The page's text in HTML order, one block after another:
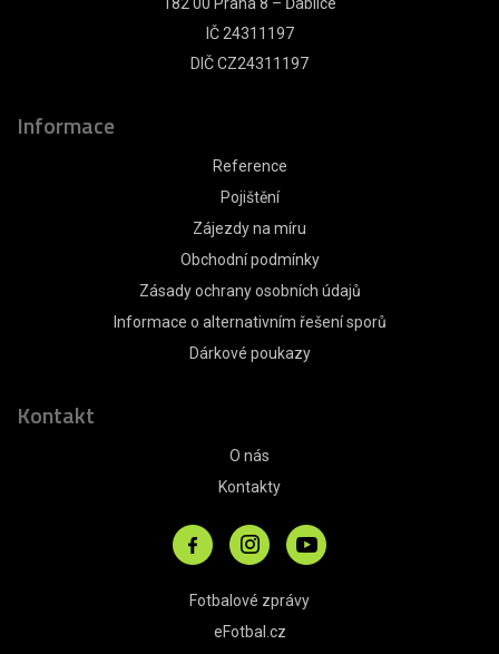
182 00 Praha 8 – Ďáblice
IČ 24311197
DIČ CZ24311197
Informace
Reference
Pojištění
Zájezdy na míru
Obchodní podmínky
Zásady ochrany osobních údajů
Informace o alternativním řešení sporů
Dárkové poukazy
Kontakt
O nás
Kontakty
Fotbalové zprávy
eFotbal.cz